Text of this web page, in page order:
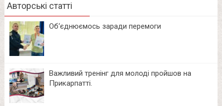
Авторські статті
Об‘єднюємось заради перемоги
Важливий тренінг для молоді пройшов на
Прикарпатті.